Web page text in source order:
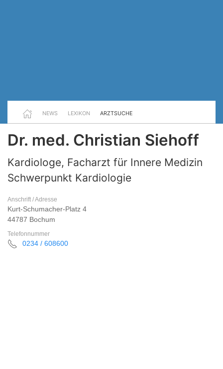
NEWS LEXIKON ARZTSUCHE
Dr. med. Christian Siehoff
Kardiologe, Facharzt für Innere Medizin
Schwerpunkt Kardiologie
Anschrift / Adresse
Kurt-Schumacher-Platz 4
44787 Bochum
Telefonnummer
0234 / 608600